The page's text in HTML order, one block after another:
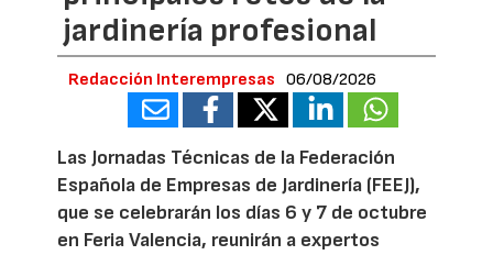
jardinería profesional
Redacción Interempresas 06/08/2026
Las Jornadas Técnicas de la Federación
Española de Empresas de Jardinería (FEEJ),
que se celebrarán los días 6 y 7 de octubre
en Feria Valencia, reunirán a expertos